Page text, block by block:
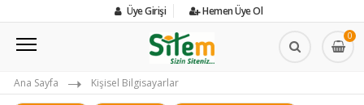
Üye Girişi Hemen Üye Ol
0
Ana Sayfa Kişisel Bilgisayarlar